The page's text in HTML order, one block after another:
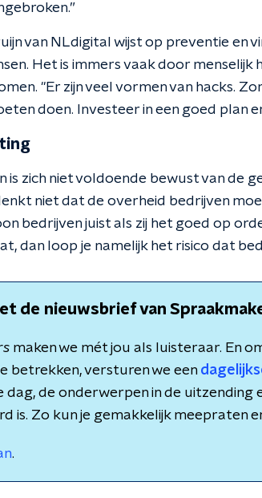
van NLdigital wijst op preventie en
Het is immers vaak door
"Er zijn veel vormen van hacks.
doen. Investeer in een goed plan
is zich niet voldoende bewust van de
niet dat de overheid bedrijven
bedrijven juist als zij het goed op
dan loop je namelijk het risico dat
de nieuwsbrief van
maken we mét jou als luisteraar. En
betrekken, versturen we een
dag, de onderwerpen in de uitzending
is. Zo kun je gemakkelijk meepraten
.